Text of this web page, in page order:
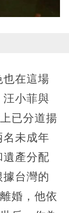
也在這場
小菲與
已分道揚
未成年
產分配
台灣的
婚，他依